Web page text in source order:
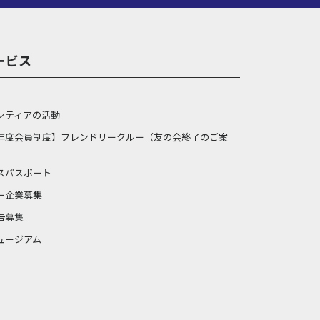
ビス
ティアの活動
度会員制度】フレンドリークルー（友の会終了のご案
パスポート
企業募集
募集
ージアム